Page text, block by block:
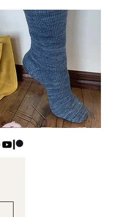
Aperçu rapide